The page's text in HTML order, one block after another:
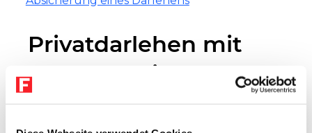
Privatdarlehen mit
klaren Bedingungen
Selbstständigkeit oder die Finanzierung eines